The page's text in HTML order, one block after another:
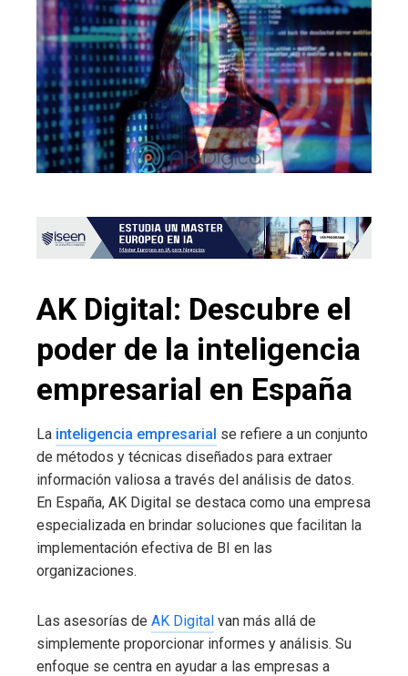
AK Digital: Descubre el
poder de la inteligencia
empresarial en España
La inteligencia empresarial se refiere a un conjunto
de métodos y técnicas diseñados para extraer
información valiosa a través del análisis de datos.
En España, AK Digital se destaca como una empresa
especializada en brindar soluciones que facilitan la
implementación efectiva de BI en las
organizaciones.
Las asesorías de AK Digital van más allá de
simplemente proporcionar informes y análisis. Su
enfoque se centra en ayudar a las empresas a